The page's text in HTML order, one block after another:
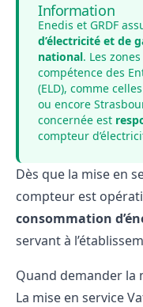
Information
Enedis et GRDF
d’électricité et de
national. Les
compétence des
(ELD), comme
ou encore
concernée est
compteur
Dès que la mise en
compteur est
consommation
servant à
Quand demander la
La mise en service